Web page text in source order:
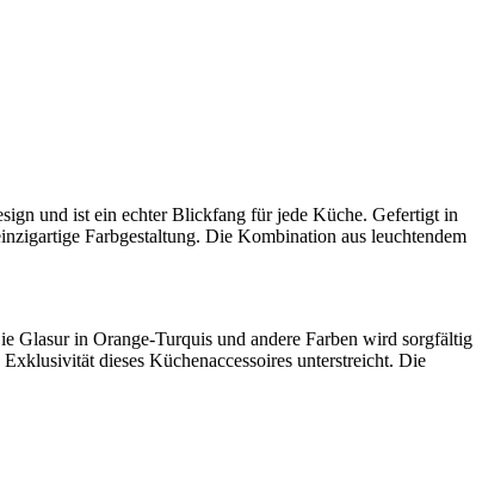
und ist ein echter Blickfang für jede Küche. Gefertigt in
Farbgestaltung. Die Kombination aus leuchtendem
Glasur in Orange-Turquis und andere Farben wird sorgfältig
dieses Küchenaccessoires unterstreicht. Die